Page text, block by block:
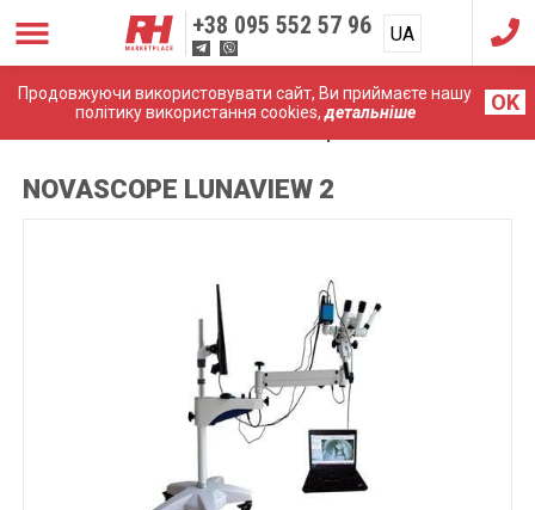
Продовжуючи використовувати сайт, Ви приймаєте нашу
політику використання cookies,детальніше OK
+38 095 552 57 96 UA
RU
NOVASCOPE LUNAVIEW 2